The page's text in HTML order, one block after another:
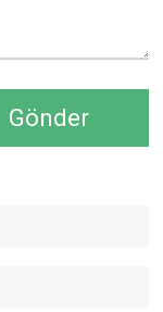
Gönder